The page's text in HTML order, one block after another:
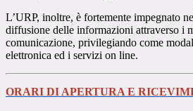
L’URP, inoltre, è fortemente impegnato
diffusione delle informazioni attraverso i
comunicazione, privilegiando come
elettronica ed i servizi on line.
ORARI DI APERTURA E